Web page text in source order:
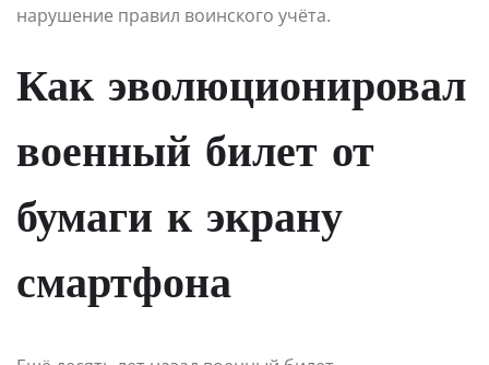
нарушение правил воинского учёта.
Как эволюционировал
военный билет от
бумаги к экрану
смартфона